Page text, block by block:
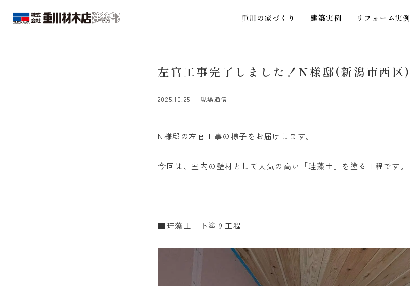
重川の家づくり 建築実例 リフォーム実例
左官工事完了しました！N様邸(新潟市西区)
2025.10.25 現場通信
N様邸の左官工事の様子をお届けします。
今回は、室内の壁材として人気の高い「珪藻土」を塗る工程です。
■珪藻土 下塗り工程